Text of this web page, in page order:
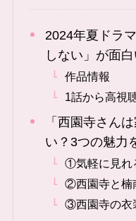
2024年夏ドラ
しない」が面
作品情報
1話から高視
「西園寺さん
い？3つの魅力
①気軽に見れ
②西園寺と楠
③西園寺の衣